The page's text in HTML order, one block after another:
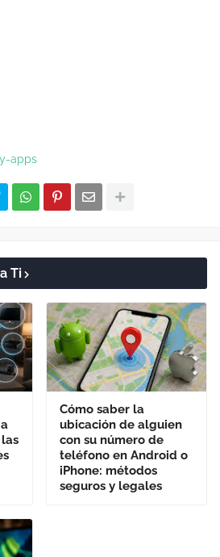
apps
Ti
Cómo saber la
ubicación de alguien
con su número de
teléfono en Android o
iPhone: métodos
seguros y legales